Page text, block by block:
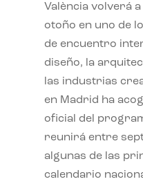
València volverá
otoño en uno de
de encuentro
diseño, la
las industrias
en Madrid ha
oficial del
reunirá entre
algunas de las
calendario